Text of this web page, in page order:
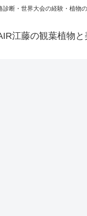
診断・世界大会の経験・植物
江藤の観葉植物